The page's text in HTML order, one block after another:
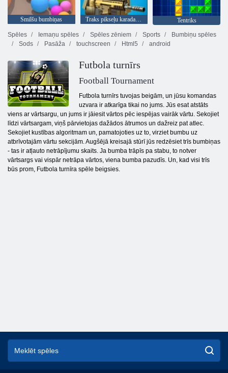
Smilšu bumbiņas Traks pikseļu karadarbība
Tentriks
Spēles
Iemaņu spēles Spēles zēniem Sports
Bumbiņu spēles
Sods
Pasāža touchscreen Html5 android
Futbola turnīrs
Football Tournament
Futbola turnīrs tuvojas beigām, un jūsu komandas
uzvara ir atkarīga tikai no jums. Jūs esat atstāts
viens ar vārtsargu, un jums ir jāiesit vārtos pēc iespējas vairāk vārtu. Sekojiet
līdzi vārtsargam, viņš pārvietojas dažādos ātrumos un dažreiz pat atlec.
Sekojiet kustības algoritmam un, pamatojoties uz to, virziet bumbu uz
atbrīvotajām vārtu sekcijām. Augšējā kreisajā stūrī jūs redzēsiet trīs bumbiņas
- tas ir atļauto netrāpījumu skaits. Ja bumba trāpīs pa stabu, to notver
vārtsargs vai vispār netrāpa vārtos, viena bumba pazudīs. Un, kad visi trīs
būs prom, Futbola turnīra spēle beigsies.